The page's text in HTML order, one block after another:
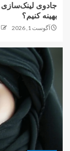
جادوی لینک‌سازی
بهینه کنیم؟
آگوست 1, 2026